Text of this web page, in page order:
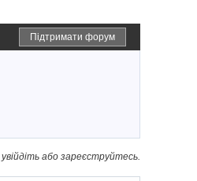
Підтримати форум
або зареєструйтесь.